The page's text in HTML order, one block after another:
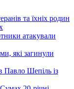
та їхніх родин
атакували
які загинули
Павло Шепіль із